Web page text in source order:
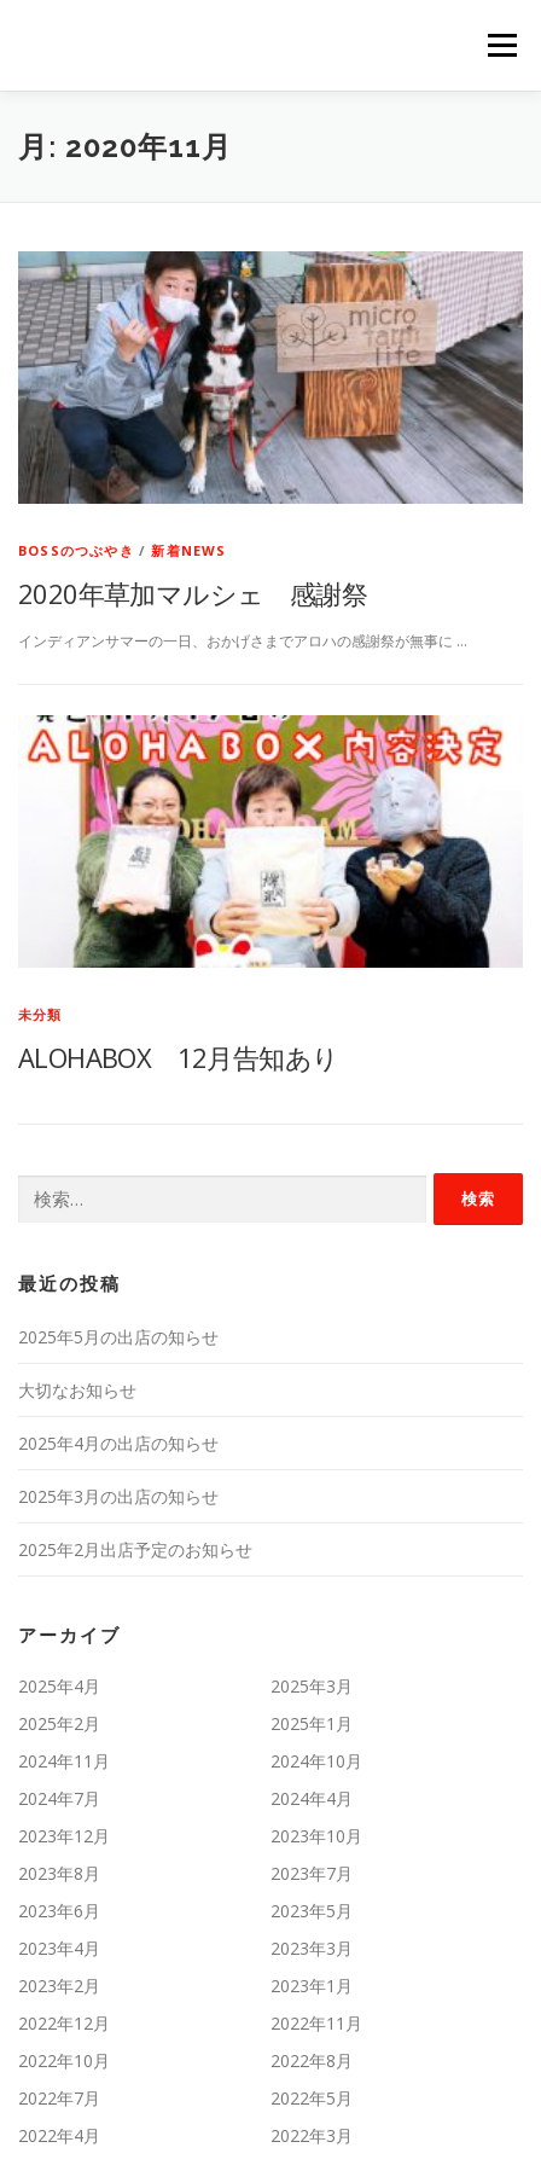
メニュー
HOME NEWS STAFF
出店のご案内（直販）
月: 2020年11月
BOSSのつぶやき /新着NEWS
2020年草加マルシェ 感謝祭
インディアンサマーの一日、おかげさまでアロハの感謝祭が無事に …
未分類
ALOHABOX 12月告知あり
索:
最近の投稿
2025年5月の出店の知らせ
大切なお知らせ
2025年4月の出店の知らせ
2025年3月の出店の知らせ
2025年2月出店予定のお知らせ
アーカイブ
2025年4月
2025年3月
2025年2月
2025年1月
2024年11月
2024年10月
2024年7月
2024年4月
2023年12月
2023年10月
2023年8月
2023年7月
2023年6月
2023年5月
2023年4月
2023年3月
2023年2月
2023年1月
2022年12月
2022年11月
2022年10月
2022年8月
2022年7月
2022年5月
2022年4月
2022年3月